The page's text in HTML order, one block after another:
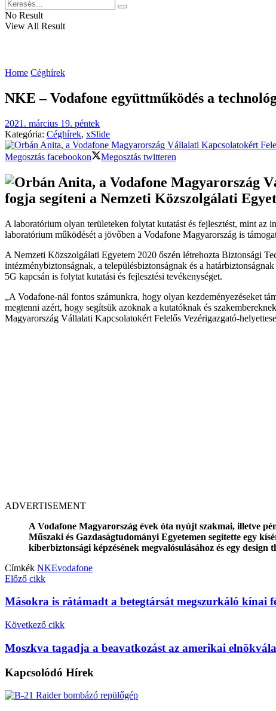
No Result
View All Result
Home Céghírek
NKE – Vodafone együttműködés a
2021. március 19. péntek
Kategória: Céghírek, xSlide
Megosztás facebookon Megosztás twitteren
fogja segíteni a Nemzeti Közszolgálati
A laboratórium olyan területeken folytat kutatást és fejlesztést, mint az
laboratórium működését a jövőben a Vodafone Magyarország is
A Nemzeti Közszolgálati Egyetem 2020 őszén létrehozta Biztonsági
intézménybiztonságnak, a településbiztonságnak és a
5G kapcsán is folytat kutatási és fejlesztési tevékenységet.
„A Vodafone-nál fontos számunkra, hogy olyan kezdeményezéseket
megtenni azért, hogy segítsük azoknak a kutatóknak és
Magyarország Vállalati Kapcsolatokért Felelős Vezérigazgató-
ADVERTISEMENT
A Vodafone Magyarország évek óta nyújt szakmai, illetve
Műszaki és Gazdaságtudományi Egyetemen segítette egy
kiberbiztonsági képzésének megvalósulásához és egy
Címkék NKEvodafone
Előző cikk
Másokra is rátámadt a betegtársát megszurkáló kínai
Következő cikk
Moszkva tagadja a beavatkozást az amerikai
Kapcsolódó Hírek